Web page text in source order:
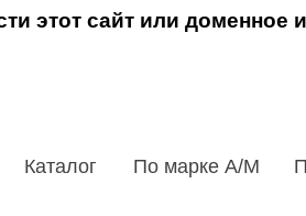
этот сайт или доменное
Каталог По марке А/М